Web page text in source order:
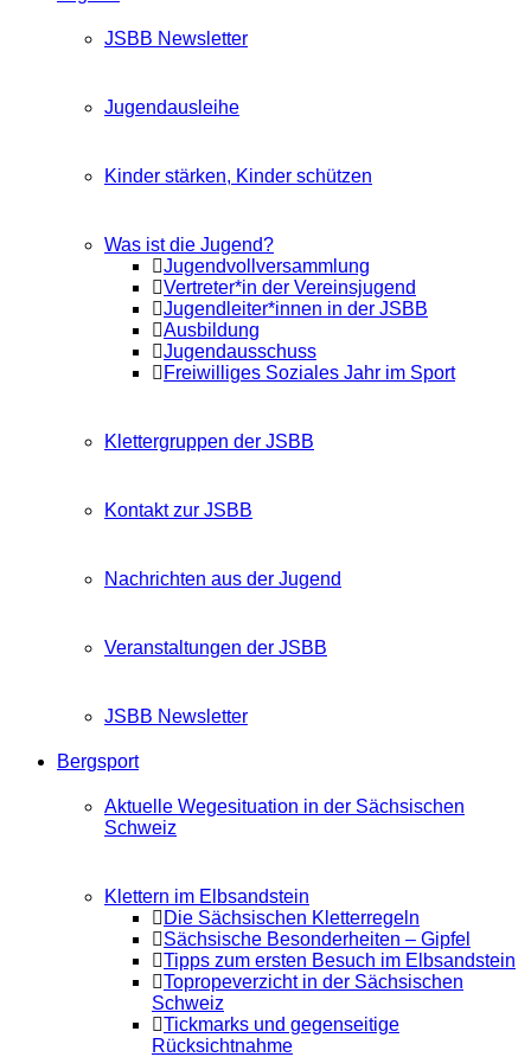
JSBB Newsletter
Jugendausleihe
Kinder stärken, Kinder schützen
Was ist die Jugend?
Jugendvollversammlung
Vertreter*in der Vereinsjugend
Jugendleiter*innen in der JSBB
Ausbildung
Jugendausschuss
Freiwilliges Soziales Jahr im Sport
Klettergruppen der JSBB
Kontakt zur JSBB
Nachrichten aus der Jugend
Veranstaltungen der JSBB
JSBB Newsletter
Bergsport
Aktuelle Wegesituation in der Sächsischen
Schweiz
Klettern im Elbsandstein
Die Sächsischen Kletterregeln
Sächsische Besonderheiten – Gipfel
Tipps zum ersten Besuch im Elbsandstein
Topropeverzicht in der Sächsischen
Schweiz
Tickmarks und gegenseitige
Rücksichtnahme